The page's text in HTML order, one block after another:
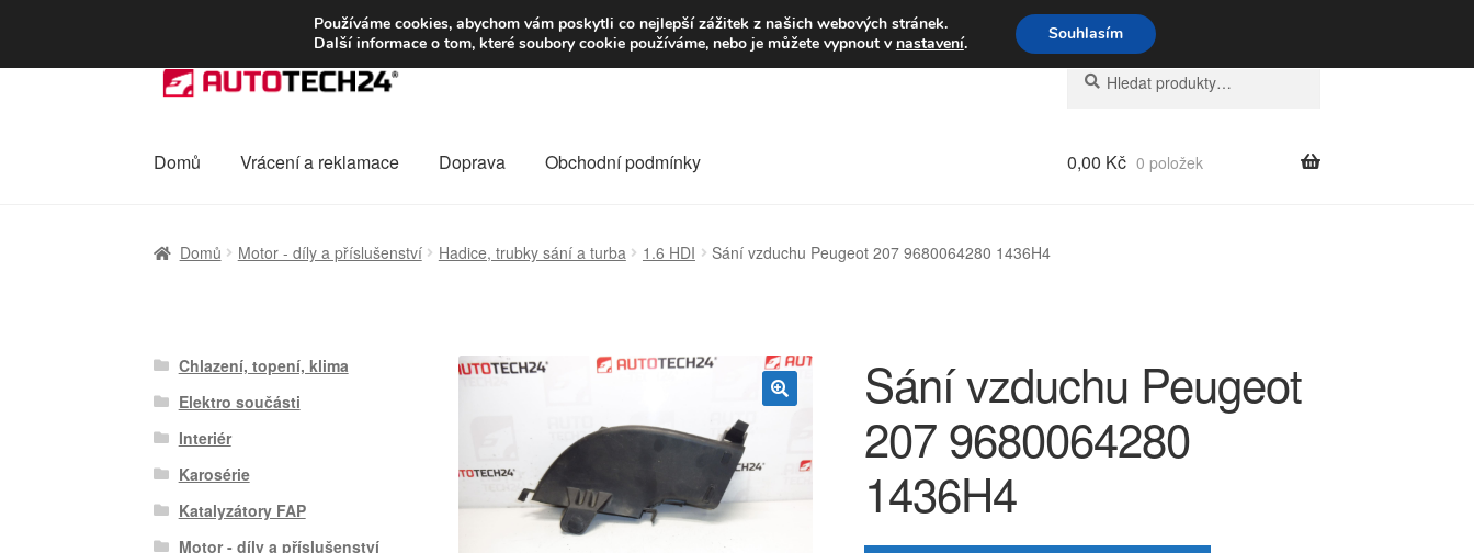
DOPRAVA od 139,-Kč Volejte po-pá 9-16 704 494 494
Přeskočit
na
Přejít
webu
Hledat:
Hledat
Domů Vrácení a reklamace Doprava Obchodní podmínky 0,00 Kč 0 položek
Domů Motor - díly a příslušenství Hadice, trubky sání a turba 1.6 HDI Sání vzduchu Peugeot 207 9680064280 1436H4
Sání vzduchu Peugeot
207 9680064280
1436H4
Chlazení, topení, klima
Elektro součásti
Interiér
Karosérie
Katalyzátory FAP
Motor - díly a příslušenství
Používáme cookies, abychom vám poskytli co nejlepší zážitek z našich webových stránek.
Další informace o tom, které soubory cookie používáme, nebo je můžete vypnout v nastavení. Souhlasím